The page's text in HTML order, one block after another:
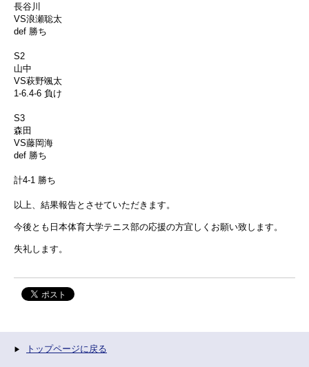
長谷川
VS浪瀬聡太
def 勝ち
S2
山中
VS萩野颯太
1-6.4-6 負け
S3
森田
VS藤岡海
def 勝ち
計4-1 勝ち
以上、結果報告とさせていただきます。
今後とも日本体育大学テニス部の応援の方宜しくお願い致します。
失礼します。
トップページに戻る